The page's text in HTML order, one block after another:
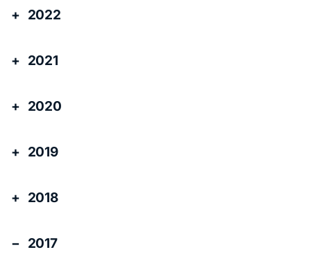
2022
2021
2020
2019
2018
2017